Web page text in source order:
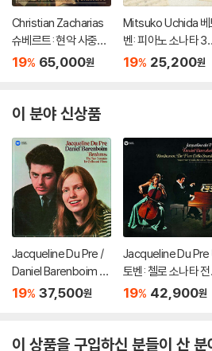
Christian Zacharias
슈베르트: 현악 사중주
전곡 외 (Schubert: C
& String Trios)
19% 65,000원
Mitsuko Uchida 베
벤: 피아노 소나타
32번 (Beethoven: Pi
19% 25,200원
이 분야 신상품
Jacqueline Du Pre /
Daniel Barenboim 브
람스: 첼로 소나타 (Bra
D Hybrid]
19% 37,500원
Jacqueline Du Pre
토벤: 첼로 소나타
(Beethoven: Cello
19% 42,900원
이 상품을 구입하신 분들이 산 분